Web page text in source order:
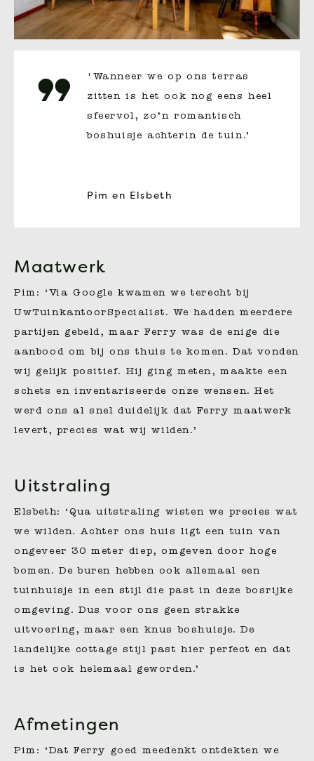
'Wanneer we op ons terras
zitten is het ook nog eens heel
sfeervol, zo’n romantisch
boshuisje achterin de tuin.’
Pim en Elsbeth
Maatwerk
Pim: ‘Via Google kwamen we terecht bij
UwTuinkantoorSpecialist. We hadden meerdere
partijen gebeld, maar Ferry was de enige die
aanbood om bij ons thuis te komen. Dat vonden
wij gelijk positief. Hij ging meten, maakte een
schets en inventariseerde onze wensen. Het
werd ons al snel duidelijk dat Ferry maatwerk
levert, precies wat wij wilden.’
Uitstraling
Elsbeth: ‘Qua uitstraling wisten we precies wat
we wilden. Achter ons huis ligt een tuin van
ongeveer 30 meter diep, omgeven door hoge
bomen. De buren hebben ook allemaal een
tuinhuisje in een stijl die past in deze bosrijke
omgeving. Dus voor ons geen strakke
uitvoering, maar een knus boshuisje. De
landelijke cottage stijl past hier perfect en dat
is het ook helemaal geworden.’
Afmetingen
Pim: ‘Dat Ferry goed meedenkt ontdekten we